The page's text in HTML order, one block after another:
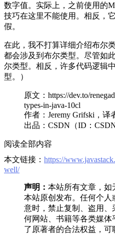
数字值。实际上，之前使用的
技巧在这里不能使用。相反，
假。
在此，我不打算详细介绍布尔
都会涉及到布尔类型。尽管如
尔类型。相反，许多代码逻辑
型。）
原文：https://dev.to/
types-in-java-10cl
作者：Jeremy Grifski，
出品：CSDN（ID：
阅读全部内容
本文链接： https://
well/
声明： 本站所有文章，如
本站原创发布。任何个人
意时，禁止复制、盗用
何网站、书籍等各类媒
了原著者的合法权益，可